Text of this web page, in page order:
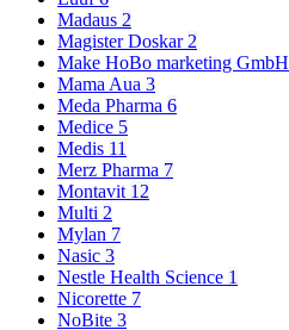
Madaus 2
Magister Doskar 2
Make HoBo marketing GmbH
Mama Aua 3
Meda Pharma 6
Medice 5
Medis 11
Merz Pharma 7
Montavit 12
Multi 2
Mylan 7
Nasic 3
Nestle Health Science 1
Nicorette 7
NoBite 3